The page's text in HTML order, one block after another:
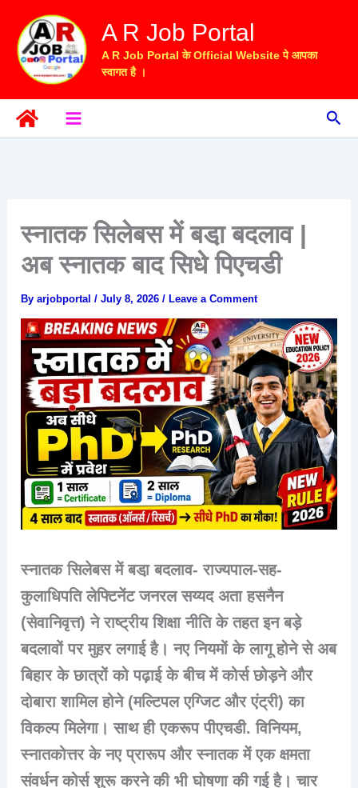
content
A R Job Portal
A R Job Portal के Official Website पे आपका
स्वागत है ।
स्नातक सिलेबस में बडा़ बदलाव |
अब स्नातक बाद सिधे पिएचडी
Byarjobportal/July 8, 2026/ Leave a Comment
स्नातक सिलेबस में बडा़ बदलाव- राज्यपाल-सह-
कुलाधिपति लेफ्टिनेंट जनरल सय्यद अता हसनैन
(सेवानिवृत्त) ने राष्ट्रीय शिक्षा नीति के तहत इन बड़े
बदलावों पर मुहर लगाई है। नए नियमों के लागू होने से अब
बिहार के छात्रों को पढ़ाई के बीच में कोर्स छोड़ने और
दोबारा शामिल होने (मल्टिपल एग्जिट और एंट्री) का
विकल्प मिलेगा। साथ ही एकरूप पीएचडी. विनियम,
स्नातकोत्तर के नए प्रारूप और स्नातक में एक क्षमता
संवर्धन कोर्स शुरू करने की भी घोषणा की गई है। चार